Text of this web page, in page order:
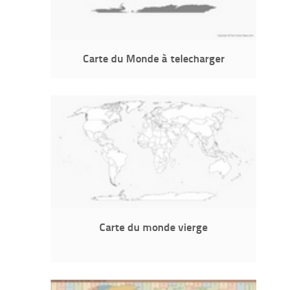
Carte du Monde à telecharger
Carte du monde vierge